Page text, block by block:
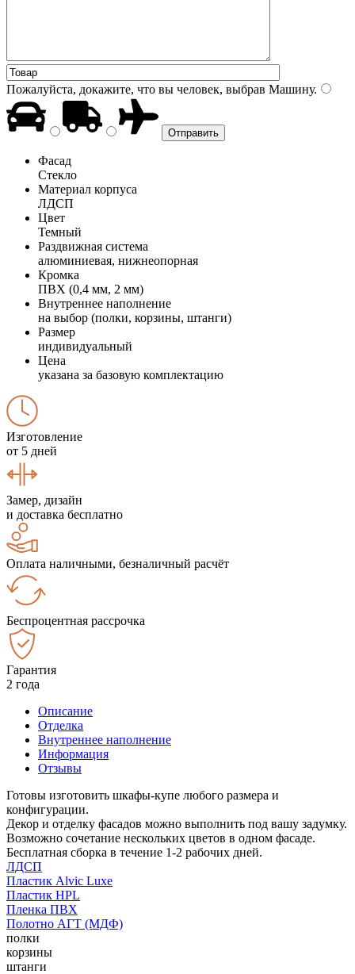
Пожалуйста, докажите, что вы человек, выбрав Машину.
Фасад
Стекло
Материал корпуса
ЛДСП
Цвет
Темный
Раздвижная система
алюминиевая, нижнеопорная
Кромка
ПВХ (0,4 мм, 2 мм)
Внутреннее наполнение
на выбор (полки, корзины, штанги)
Размер
индивидуальный
Цена
указана за базовую комплектацию
Изготовление
от 5 дней
Замер, дизайн
и доставка бесплатно
Оплата наличными, безналичный расчёт
Беспроцентная рассрочка
Гарантия
2 года
Описание
Отделка
Внутреннее наполнение
Информация
Отзывы
Готовы изготовить шкафы-купе любого размера и
конфигурации.
Декор и отделку фасадов можно выполнить под вашу задумку.
Возможно сочетание нескольких цветов в одном фасаде.
Бесплатная сборка в течение 1-2 рабочих дней.
ЛДСП
Пластик Alvic Luxe
Пластик HPL
Пленка ПВХ
Полотно АГТ (МДФ)
полки
корзины
штанги